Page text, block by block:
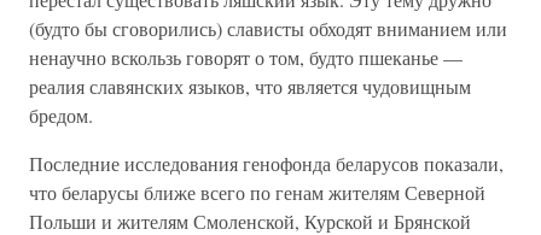
(будто бы сговорились) слависты обходят вниманием или
ненаучно вскользь говорят о том, будто пшеканье —
реалия славянских языков, что является чудовищным
бредом.
Последние исследования генофонда беларусов показали,
что беларусы ближе всего по генам жителям Северной
Польши и жителям Смоленской, Курской и Брянской